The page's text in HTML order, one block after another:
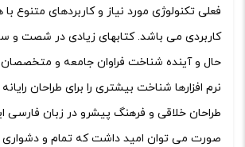
فعلی تکنولوژی مورد نیاز و کاربردهای متنوع با
کاربردی می باشد. کتابهای زیادی در شصت و
حال و آینده شناخت فراوان جامعه و متخصصان
نرم افزارها شناخت بیشتری را برای طراحان
طراحان خلاقی و فرهنگ پیشرو در زبان فارسی
صورت می توان امید داشت که تمام و دشواری